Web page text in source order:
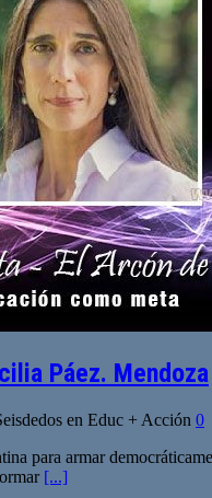
Páez. Mendoza
en Educ + Acción 0
para armar
[...]